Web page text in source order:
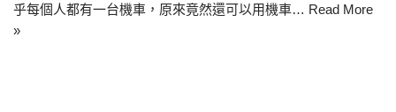
乎每個人都有一台機車，原來竟然還可以用機車… Read More
»